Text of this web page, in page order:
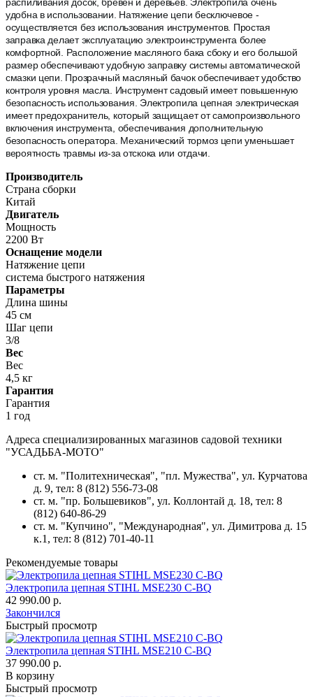
удобна в использовании. Натяжение цепи бесключевое -
осуществляется без использования инструментов. Простая
заправка делает эксплуатацию электроинструмента более
комфортной. Расположение масляного бака сбоку и его большой
размер обеспечивают удобную заправку системы автоматической
смазки цепи. Прозрачный масляный бачок обеспечивает удобство
контроля уровня масла. Инструмент садовый имеет повышенную
безопасность использования. Электропила цепная электрическая
имеет предохранитель, который защищает от самопроизвольного
включения инструмента, обеспечивания дополнительную
безопасность оператора. Механический тормоз цепи уменьшает
вероятность травмы из-за отскока или отдачи.
Производитель
Страна сборки
Китай
Двигатель
Мощность
2200 Вт
Оснащение модели
Натяжение цепи
система быстрого натяжения
Параметры
Длина шины
45 см
Шаг цепи
3/8
Вес
Вес
4,5 кг
Гарантия
Гарантия
1 год
Адреса специализированных магазинов садовой техники
"УСАДЬБА-МОТО"
ст. м. "Политехническая", "пл. Мужества", ул. Курчатова
д. 9, тел: 8 (812) 556-73-08
ст. м. "пр. Большевиков", ул. Коллонтай д. 18, тел: 8
(812) 640-86-29
ст. м. "Купчино", "Международная", ул. Димитрова д. 15
к.1 , тел: 8 (812) 701-40-11
Рекомендуемые товары
Электропила цепная STIHL MSE230 C-BQ
42 990.00 р.
Закончился
Быстрый просмотр
Электропила цепная STIHL MSE210 C-BQ
37 990.00 р.
В корзину
Быстрый просмотр